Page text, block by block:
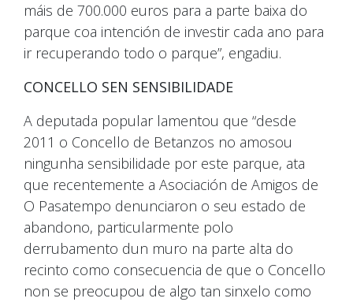
máis de 700.000 euros para a parte baixa do
parque coa intención de investir cada ano para
ir recuperando todo o parque”, engadiu.
CONCELLO SEN SENSIBILIDADE
A deputada popular lamentou que “desde
2011 o Concello de Betanzos no amosou
ningunha sensibilidade por este parque, ata
que recentemente a Asociación de Amigos de
O Pasatempo denunciaron o seu estado de
abandono, particularmente polo
derrubamento dun muro na parte alta do
recinto como consecuencia de que o Concello
non se preocupou de algo tan sinxelo como